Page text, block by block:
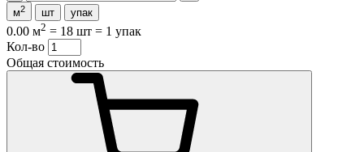
м2 шт упак
0.00 м2 = 18 шт = 1 упак
Кол-во
Общая стоимость